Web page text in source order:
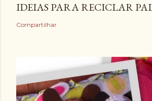
IDEIAS PARA RECICLAR
Compartilhar